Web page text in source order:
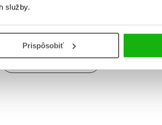
služby.
Prispôsobiť
sériaNadácia
International a na jeho počesť po ňom